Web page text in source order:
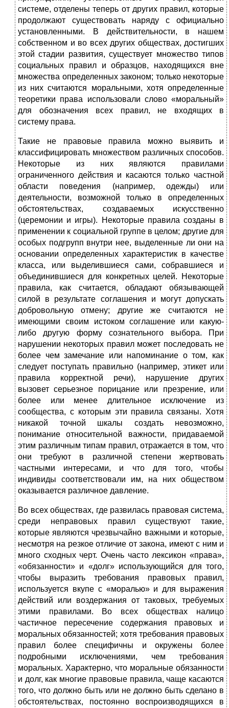
системе, отделены теперь от других правил, которые
продолжают существовать наряду с официально
установленными. В действительности, в нашем
собственном и во всех других обществах, достигших
этой стадии развития, существует множество типов
социальных правил и образцов, находящихся вне
множества определенных законом; только некоторые
из них считаются моральными, хотя определенные
теоретики права использовали слово «моральный»
для обозначения всех правил, не входящих в
систему права.
Такие не правовые правила можно выявить и
классифицировать множеством различных способов.
Некоторые из них являются правилами
ограниченного действия и касаются только частной
области поведения (например, одежды) или
деятельности, возможной только в определенных
обстоятельствах, создаваемых искусственно
(церемонии и игры). Некоторые правила созданы в
применении к социальной группе в целом; другие для
особых подгрупп внутри нее, выделенные ли они на
основании определенных характеристик в качестве
класса, или выделившиеся сами, собравшиеся и
объединившиеся для конкретных целей. Некоторые
правила, как считается, обладают обязывающей
силой в результате соглашения и могут допускать
добровольную отмену; другие же считаются не
имеющими своим истоком соглашение или какую-
либо другую форму сознательного выбора. При
нарушении некоторых правил может последовать не
более чем замечание или напоминание о том, как
следует поступать правильно (например, этикет или
правила корректной речи), нарушение других
вызовет серьезное порицание или презрение, или
более или менее длительное исключение из
сообщества, с которым эти правила связаны. Хотя
никакой точной шкалы создать невозможно,
понимание относительной важности, придаваемой
этим различным типам правил, отражается в том, что
они требуют в различной степени жертвовать
частными интересами, и что для того, чтобы
индивиды соответствовали им, на них обществом
оказывается различное давление.
Во всех обществах, где развилась правовая система,
среди неправовых правил существуют такие,
которые являются чрезвычайно важными и которые,
несмотря на резкое отличие от закона, имеют с ним и
много сходных черт. Очень часто лексикон «права»,
«обязанности» и «долг» использующийся для того,
чтобы выразить требования правовых правил,
используется вкупе с «моралью» и для выражения
действий или воздержания от таковых, требуемых
этими правилами. Во всех обществах налицо
частичное пересечение содержания правовых и
моральных обязанностей; хотя требования правовых
правил более специфичны и окружены более
подробными исключениями, чем требования
моральных. Характерно, что моральные обязанности
и долг, как многие правовые правила, чаще касаются
того, что должно быть или не должно быть сделано в
обстоятельствах, постоянно воспроизводящихся в